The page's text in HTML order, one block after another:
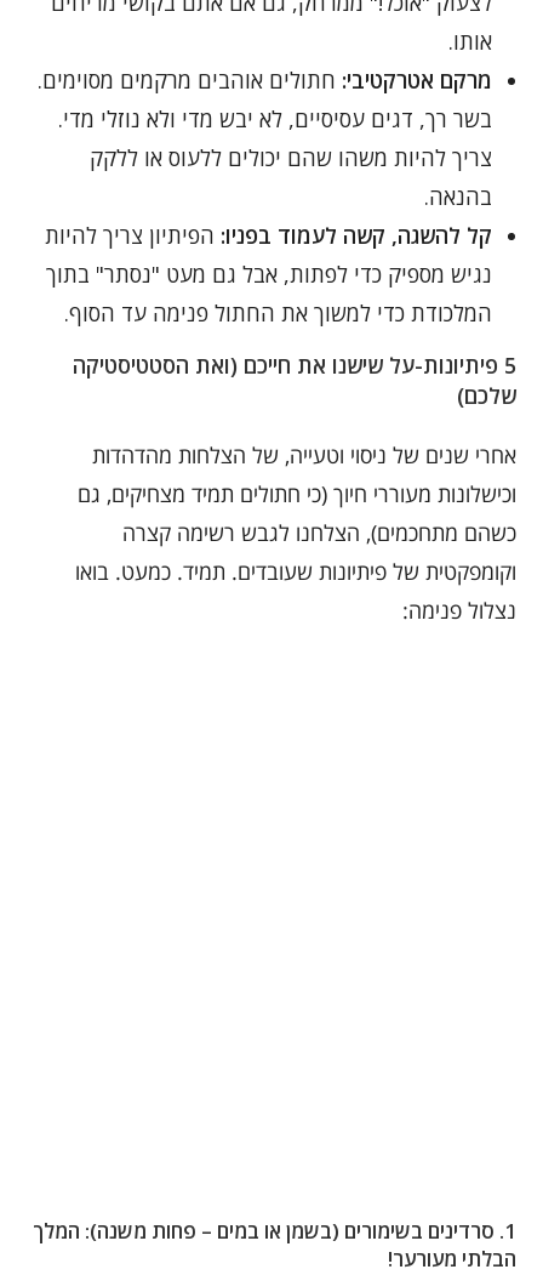
אותו.
מרקם אטרקטיבי: חתולים אוהבים מרקמים מסוימים.
בשר רך, דגים עסיסיים, לא יבש מדי ולא נוזלי מדי.
צריך להיות משהו שהם יכולים ללעוס או ללקק
בהנאה.
קל להשגה, קשה לעמוד בפניו: הפיתיון צריך להיות
נגיש מספיק כדי לפתות, אבל גם מעט "נסתר" בתוך
המלכודת כדי למשוך את החתול פנימה עד הסוף.
5 פיתיונות-על שישנו את חייכם (ואת הסטטיסטיקה
שלכם)
אחרי שנים של ניסוי וטעייה, של הצלחות מהדהדות
וכישלונות מעוררי חיוך (כי חתולים תמיד מצחיקים, גם
כשהם מתחכמים), הצלחנו לגבש רשימה קצרה
וקומפקטית של פיתיונות שעובדים. תמיד. כמעט. בואו
נצלול פנימה:
1. סרדינים בשימורים (בשמן או במים – פחות משנה): המלך
הבלתי מעורער!